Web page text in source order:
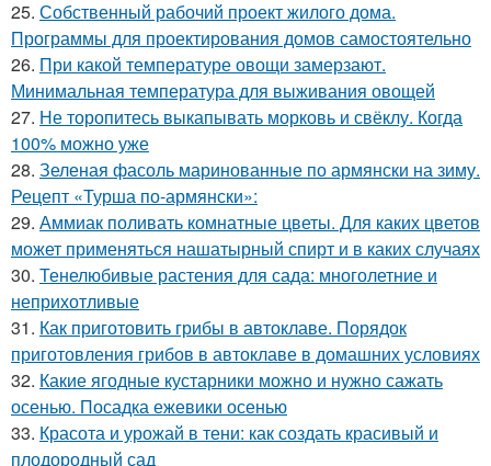
25. Собственный рабочий проект жилого дома.
Программы для проектирования домов самостоятельно
26. При какой температуре овощи замерзают.
Минимальная температура для выживания овощей
27. Не торопитесь выкапывать морковь и свёклу. Когда
100% можно уже
28. Зеленая фасоль маринованные по армянски на зиму.
Рецепт «Турша по-армянски»:
29. Аммиак поливать комнатные цветы. Для каких цветов
может применяться нашатырный спирт и в каких случаях
30. Тенелюбивые растения для сада: многолетние и
неприхотливые
31. Как приготовить грибы в автоклаве. Порядок
приготовления грибов в автоклаве в домашних условиях
32. Какие ягодные кустарники можно и нужно сажать
осенью. Посадка ежевики осенью
33. Красота и урожай в тени: как создать красивый и
плодородный сад